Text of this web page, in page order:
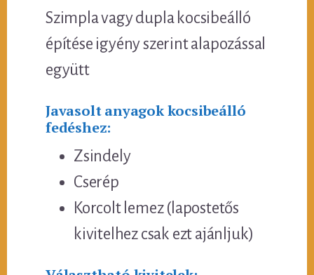
Szimpla vagy dupla kocsibeálló
építése igyény szerint alapozással
együtt
Javasolt anyagok kocsibeálló
fedéshez:
Zsindely
Cserép
Korcolt lemez (lapostetős
kivitelhez csak ezt ajánljuk)